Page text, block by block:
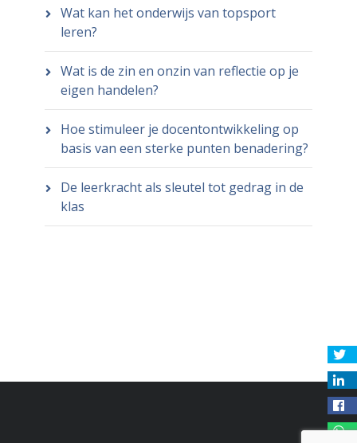
Wat kan het onderwijs van topsport
leren?
Wat is de zin en onzin van reflectie op je
eigen handelen?
Hoe stimuleer je docentontwikkeling op
basis van een sterke punten benadering?
De leerkracht als sleutel tot gedrag in de
klas